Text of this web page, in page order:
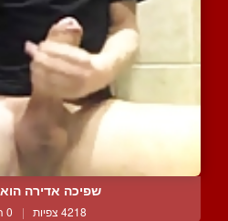
שפיכה אדירה
4218 צפיות | 0 המלצות